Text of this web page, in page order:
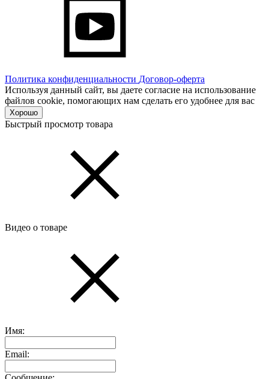
Политика конфиденциальности Договор-оферта
Используя данный сайт, вы даете согласие на использование
файлов cookie, помогающих нам сделать его удобнее для вас
Хорошо
Быстрый просмотр товара
Видео о товаре
Имя:
Email: